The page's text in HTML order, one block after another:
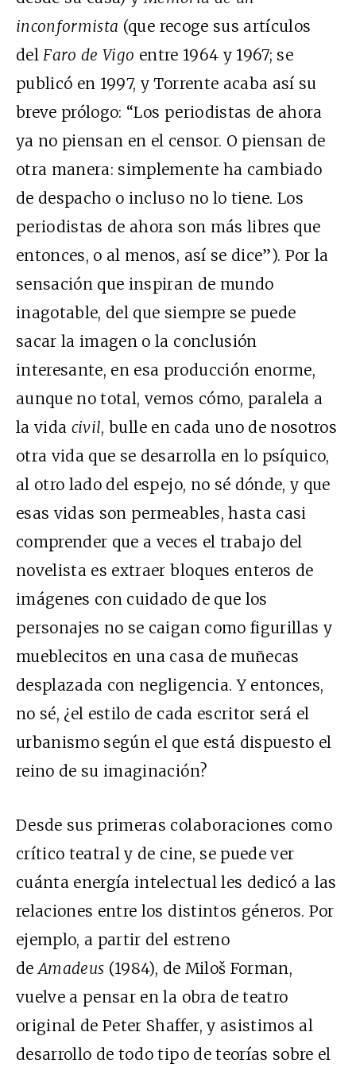
inconformista (que recoge sus artículos
delFaro de Vigo entre 1964 y 1967; se
publicó en 1997, y Torrente acaba así su
breve prólogo: “Los periodistas de ahora
ya no piensan en el censor. O piensan de
otra manera: simplemente ha cambiado
de despacho o incluso no lo tiene. Los
periodistas de ahora son más libres que
entonces, o al menos, así se dice”). Por la
sensación que inspiran de mundo
inagotable, del que siempre se puede
sacar la imagen o la conclusión
interesante, en esa producción enorme,
aunque no total, vemos cómo, paralela a
la vida civil, bulle en cada uno de nosotros
otra vida que se desarrolla en lo psíquico,
al otro lado del espejo, no sé dónde, y que
esas vidas son permeables, hasta casi
comprender que a veces el trabajo del
novelista es extraer bloques enteros de
imágenes con cuidado de que los
personajes no se caigan como figurillas y
mueblecitos en una casa de muñecas
desplazada con negligencia. Y entonces,
no sé, ¿el estilo de cada escritor será el
urbanismo según el que está dispuesto el
reino de su imaginación?
Desde sus primeras colaboraciones como
crítico teatral y de cine, se puede ver
cuánta energía intelectual les dedicó a las
relaciones entre los distintos géneros. Por
ejemplo, a partir del estreno
deAmadeus (1984), de Miloš Forman,
vuelve a pensar en la obra de teatro
original de Peter Shaffer, y asistimos al
desarrollo de todo tipo de teorías sobre el